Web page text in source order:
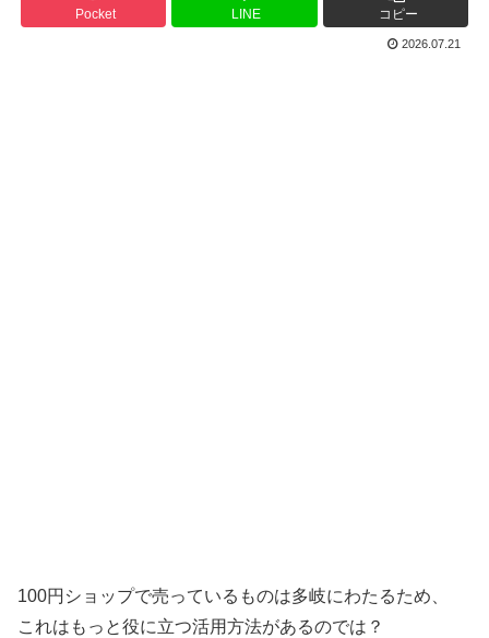
Pocket LINE コピー
2026.07.21
100円ショップで売っているものは多岐にわたるため、
これはもっと役に立つ活用方法があるのでは？